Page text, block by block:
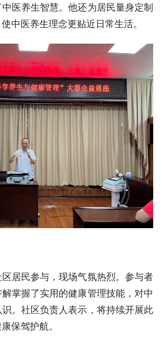
医养生智慧。他还为居民量身定制
中医养生理念更贴近日常生活。
居民参与，现场气氛热烈。参与者
掌握了实用的健康管理技能，对中
。社区负责人表示，将持续开展此
保驾护航。